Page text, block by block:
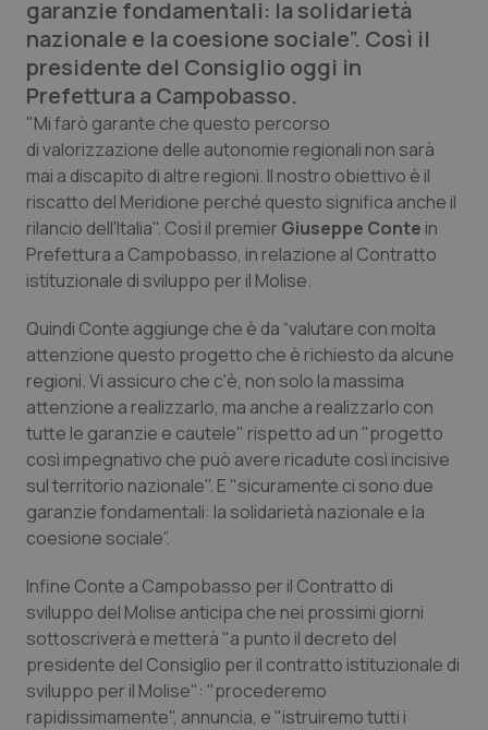
Professionisti Sanitari.AI
Abruzzo
Basilicata
Calabria
Campania
Friuli Venezia Giulia
Lazio
Liguria
Lombardia
Marche
Molise
Piemonte
QS Pro Gold
Artrite & artrosi
Asma & BPCO
Car-T
Dermatite Atopica
Diabete & glucometri
Disturbi dell’umore
Dolore
Donna & Salute
Epatiti
HIV
QS Club Newsletter
garanzie fondamentali: la solidarietà
nazionale e la coesione sociale”. Così il
presidente del Consiglio oggi in
Prefettura a Campobasso.
"Mi farò garante che questo percorso
di valorizzazione delle autonomie regionali non sarà
mai a discapito di altre regioni. Il nostro obiettivo è il
riscatto del Meridione perché questo significa anche il
rilancio dell'Italia". Così il premier Giuseppe Conte in
Prefettura a Campobasso, in relazione al Contratto
istituzionale di sviluppo per il Molise.
Quindi Conte aggiunge che è da “valutare con molta
attenzione questo progetto che è richiesto da alcune
regioni. Vi assicuro che c'è, non solo la massima
attenzione a realizzarlo, ma anche a realizzarlo con
tutte le garanzie e cautele" rispetto ad un "progetto
così impegnativo che può avere ricadute così incisive
sul territorio nazionale". E "sicuramente ci sono due
garanzie fondamentali: la solidarietà nazionale e la
coesione sociale”.
Infine Conte a Campobasso per il Contratto di
sviluppo del Molise anticipa che nei prossimi giorni
sottoscriverà e metterà "a punto il decreto del
presidente del Consiglio per il contratto istituzionale di
sviluppo per il Molise": "procederemo
rapidissimamente", annuncia, e "istruiremo tutti i